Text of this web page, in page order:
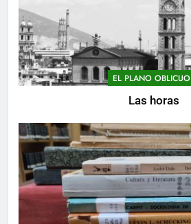
EL PLANO OBLICUO
Las horas